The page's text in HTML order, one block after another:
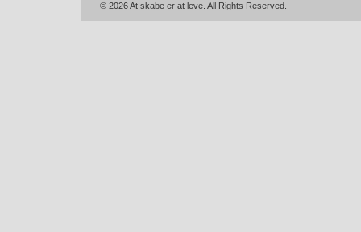
© 2026 At skabe er at leve. All Rights Reserved.